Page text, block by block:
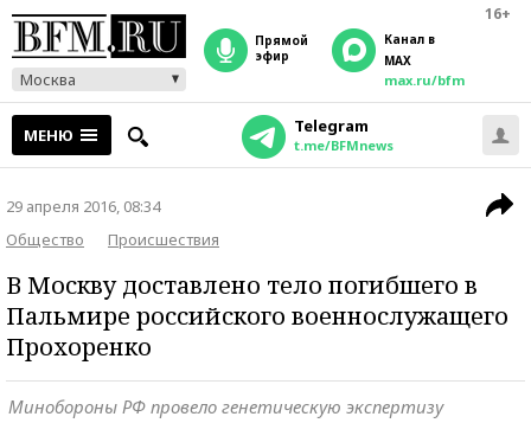
16+
Москва
прямой
эфир
Канал в
MAX
max.ru/bfm
МЕНЮ Telegram
t.me/BFMnews
29 апреля 2016, 08:34
Общество
Происшествия
В Москву доставлено тело погибшего в
Пальмире российского военнослужащего
Прохоренко
Минобороны РФ провело генетическую экспертизу